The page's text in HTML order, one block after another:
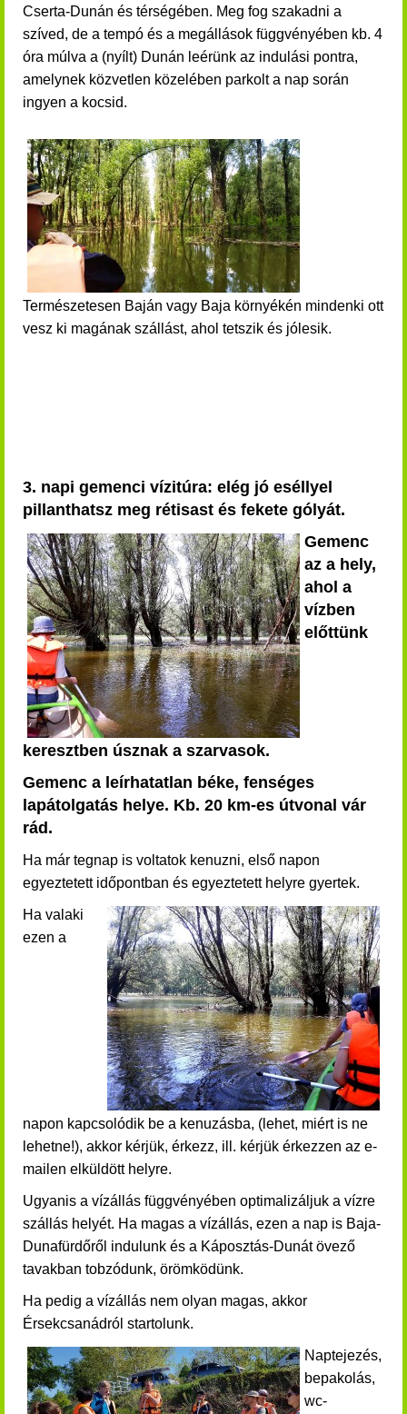
Cserta-Dunán és térségében. Meg fog szakadni a
szíved, de a tempó és a megállások függvényében kb. 4
óra múlva a (nyílt) Dunán leérünk az indulási pontra,
amelynek közvetlen közelében parkolt a nap során
ingyen a kocsid.
Természetesen Baján vagy Baja környékén mindenki ott
vesz ki magának szállást, ahol tetszik és jólesik.
3. napi gemenci vízitúra: elég jó eséllyel
pillanthatsz meg rétisast és fekete gólyát.
Gemenc
az a hely,
ahol a
vízben
előttünk
keresztben úsznak a szarvasok.
Gemenc a leírhatatlan béke, fenséges
lapátolgatás helye. Kb. 20 km-es útvonal vár
rád.
Ha már tegnap is voltatok kenuzni, első napon
egyeztetett időpontban és egyeztetett helyre gyertek.
Ha valaki
ezen a
napon kapcsolódik be a kenuzásba, (lehet, miért is ne
lehetne!), akkor kérjük, érkezz, ill. kérjük érkezzen az e-
mailen elküldött helyre.
Ugyanis a vízállás függvényében optimalizáljuk a vízre
szállás helyét. Ha magas a vízállás, ezen a nap is Baja-
Dunafürdőről indulunk és a Káposztás-Dunát övező
tavakban tobzódunk, örömködünk.
Ha pedig a vízállás nem olyan magas, akkor
Érsekcsanádról startolunk.
Naptejezés,
bepakolás,
wc-